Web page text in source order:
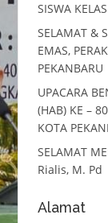
SISWA
SELAMAT &
EMAS,
PEKANBARU
UPACARA
(HAB) KE –
KOTA
SELAMAT
Rialis, M. Pd
Alamat